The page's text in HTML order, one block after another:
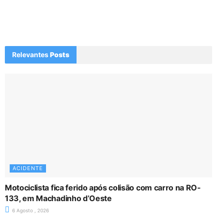
RelevantesPosts
ACIDENTE
Motociclista fica ferido após colisão com carro na RO-
133, em Machadinho d’Oeste
6 Agosto , 2026